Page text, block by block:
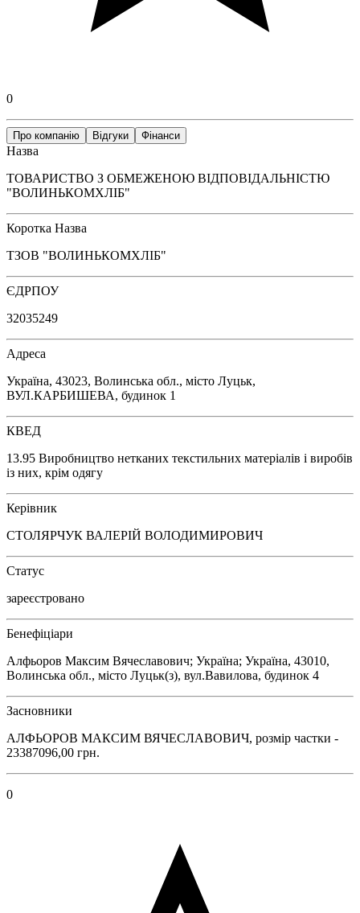
0
Про компанію Відгуки Фінанси
Назва
ТОВАРИСТВО З ОБМЕЖЕНОЮ ВІДПОВІДАЛЬНІСТЮ
"ВОЛИНЬКОМХЛІБ"
Коротка Назва
ТЗОВ "ВОЛИНЬКОМХЛІБ"
ЄДРПОУ
32035249
Адреса
Україна, 43023, Волинська обл., місто Луцьк,
ВУЛ.КАРБИШЕВА, будинок 1
КВЕД
13.95 Виробництво нетканих текстильних матеріалів і виробів
із них, крім одягу
Керівник
СТОЛЯРЧУК ВАЛЕРІЙ ВОЛОДИМИРОВИЧ
Статус
зареєстровано
Бенефіціари
Алфьоров Максим Вячеславович; Україна; Україна, 43010,
Волинська обл., місто Луцьк(з), вул.Вавилова, будинок 4
Засновники
АЛФЬОРОВ МАКСИМ ВЯЧЕСЛАВОВИЧ, розмір частки -
23387096,00 грн.
0